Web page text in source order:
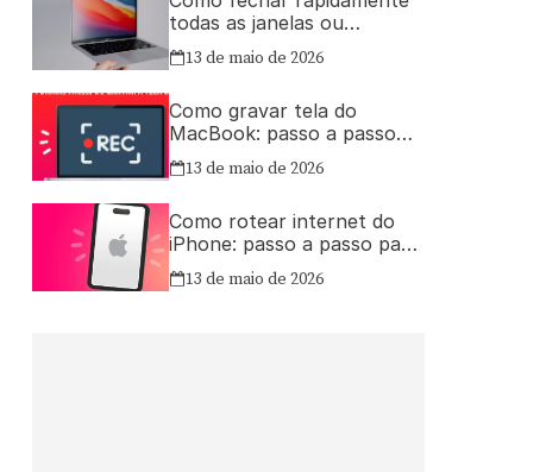
todas as janelas ou
aplicativos abertos no Mac
13 de maio de 2026
Como gravar tela do
MacBook: passo a passo
simples
13 de maio de 2026
Como rotear internet do
iPhone: passo a passo para
compartilhar a conexão
13 de maio de 2026